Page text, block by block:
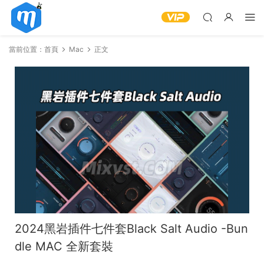
當前位置： 首頁 Mac 正文
2024黑岩插件七件套Black Salt Audio -Bun
dle MAC 全新套裝